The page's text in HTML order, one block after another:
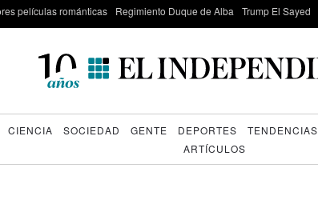
películas románticas Regimiento Duque de Alba Trump El Sayed
CIENCIA SOCIEDAD GENTE DEPORTES TENDENCIAS
ARTÍCULOS